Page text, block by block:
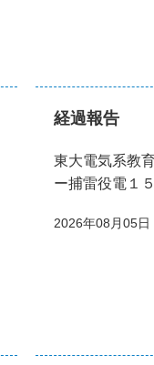
経過報告
東大電気系教
ー捕雷役電１
2026年08月05日